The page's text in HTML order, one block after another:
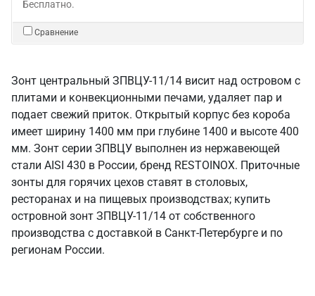
Бесплатно.
Сравнение
Зонт центральный ЗПВЦУ-11/14 висит над островом с
плитами и конвекционными печами, удаляет пар и
подает свежий приток. Открытый корпус без короба
имеет ширину 1400 мм при глубине 1400 и высоте 400
мм. Зонт серии ЗПВЦУ выполнен из нержавеющей
стали AISI 430 в России, бренд RESTOINOX. Приточные
зонты для горячих цехов ставят в столовых,
ресторанах и на пищевых производствах; купить
островной зонт ЗПВЦУ-11/14 от собственного
производства с доставкой в Санкт‑Петербурге и по
регионам России.